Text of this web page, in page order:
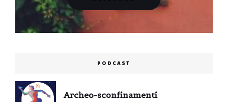
PODCAST
Archeo-sconfinamenti